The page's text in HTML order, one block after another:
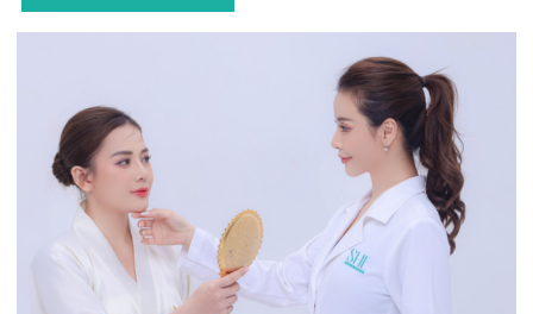
Hỗ trợ khách hàng
Tin Tức
Liên hệ